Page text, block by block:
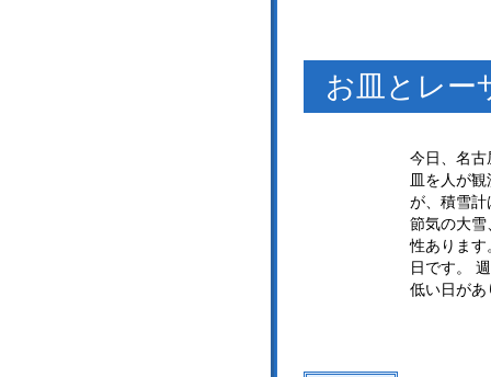
お皿とレー
今日、名古
皿を人が
が、積雪計
節気の大雪
性あります
日です。
低い日があ